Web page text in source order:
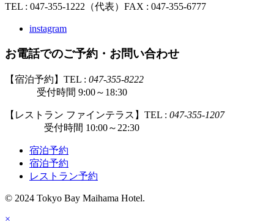
TEL : 047-355-1222（代表） FAX : 047-355-6777
instagram
お電話でのご予約・お問い合わせ
【宿泊予約】TEL : 047-355-8222
受付時間 9:00～18:30
【レストラン ファインテラス】TEL : 047-355-1207
受付時間 10:00～22:30
宿泊予約
宿泊予約
レストラン予約
© 2024 Tokyo Bay Maihama Hotel.
×